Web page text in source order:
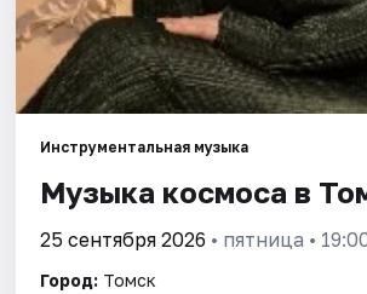
Артисты
Рейтинги
Инструментальная музыка
Музыка космоса в
25 сентября 2026 • пятница •
Город: Томск